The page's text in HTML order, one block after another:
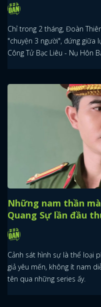
Chỉ trong 2 tháng, Đoàn
"chuyện 3 người", đứng
Công Tử Bạc Liêu - Nụ Hôn
Những nam thần
Quang Sự lần đầu
Cảnh sát hình sự là thể loại
giả yêu mến, không ít nam
tên qua những series ấy.